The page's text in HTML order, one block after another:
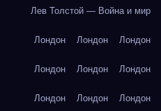
Лев Толстой — Война и мир
Лондон Лондон Лондон
Лондон Лондон Лондон
Лондон Лондон Лондон